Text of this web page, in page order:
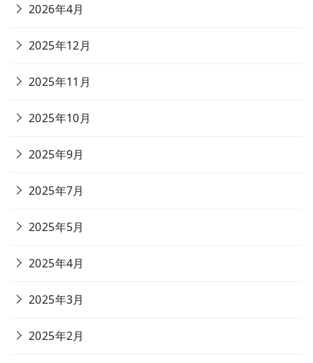
2026年4月
2025年12月
2025年11月
2025年10月
2025年9月
2025年7月
2025年5月
2025年4月
2025年3月
2025年2月